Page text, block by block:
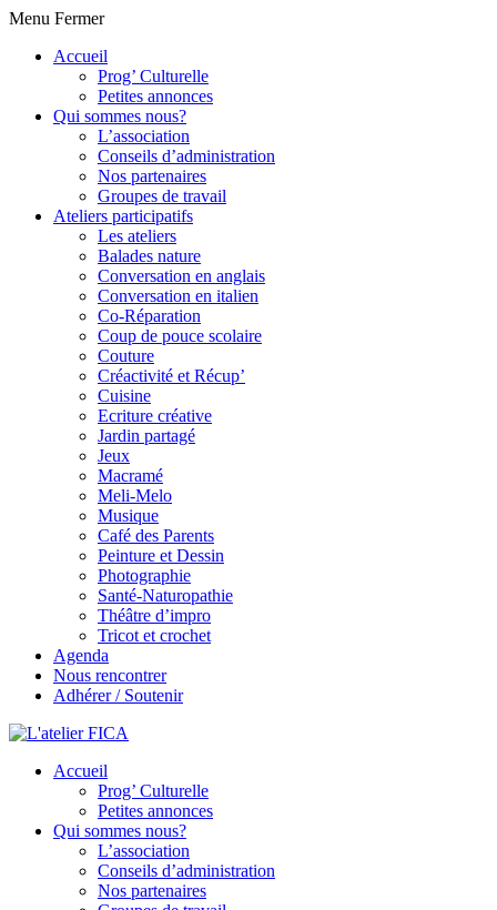
Menu Fermer
Accueil
Prog’ Culturelle
Petites annonces
Qui sommes nous?
L’association
Conseils d’administration
Nos partenaires
Groupes de travail
Ateliers participatifs
Les ateliers
Balades nature
Conversation en anglais
Conversation en italien
Co-Réparation
Coup de pouce scolaire
Couture
Créactivité et Récup’
Cuisine
Ecriture créative
Jardin partagé
Jeux
Macramé
Meli-Melo
Musique
Café des Parents
Peinture et Dessin
Photographie
Santé-Naturopathie
Théâtre d’impro
Tricot et crochet
Agenda
Nous rencontrer
Adhérer / Soutenir
L'atelier FICA
Actions conviviales écologiques et solidaires sur le territoire de
Meximieux
Accueil
Prog’ Culturelle
Petites annonces
Qui sommes nous?
L’association
Conseils d’administration
Nos partenaires